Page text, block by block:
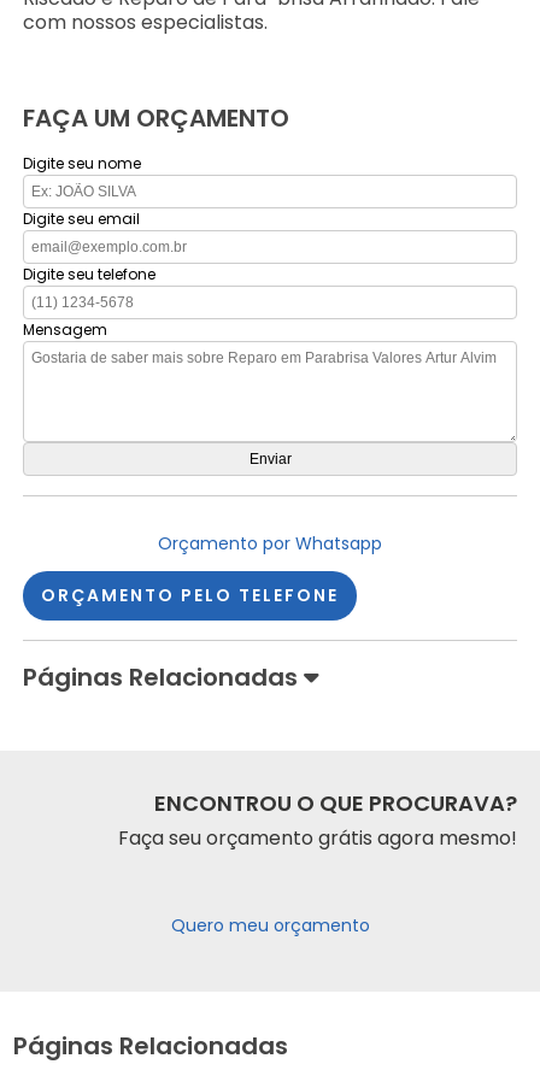
com nossos especialistas.
FAÇA UM ORÇAMENTO
Digite seu nome
Digite seu email
Digite seu telefone
Mensagem
Orçamento por Whatsapp
ORÇAMENTO PELO TELEFONE
Páginas Relacionadas
ENCONTROU O QUE PROCURAVA?
Faça seu orçamento grátis agora mesmo!
Quero meu orçamento
Páginas Relacionadas